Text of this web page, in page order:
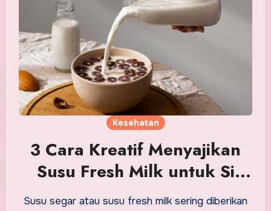
Kesehatan
3 Cara Kreatif Menyajikan
Susu Fresh Milk untuk Si
Kecil
Susu segar atau susu fresh milk sering diberikan